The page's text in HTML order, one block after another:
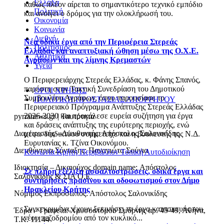
καθώς πλέον αίρεται το σημαντικότερο τεχνικό εμπόδιο
και ανοίγει ο δρόμος για την ολοκλήρωσή του.
Νέα οδικά έργα από την Περιφέρεια Στερεάς
Ελλάδας και αναπτυξιακή ώθηση μέσω της Ο.Χ.Ε.
Αγράφων και της λίμνης Κρεμαστών
Ο Περιφερειάρχης Στερεάς Ελλάδας, κ. Φάνης Σπανός,
παρέστη στην Τακτική Συνεδρίαση του Δημοτικού
Συμβουλίου Αγράφων, όπου παρουσίασε το
Περιφερειακό Πρόγραμμα Ανάπτυξης Στερεάς Ελλάδας
2026-2030 και προκάλεσε ευρεία συζήτηση για έργα
και δράσεις ανάπτυξης της ευρύτερης περιοχής, ενώ
μέσω διαδικτύου συμμετείχε και η βουλευτής της Ν.Δ.
Ευρυτανίας κ. Τζίνα Οικονόμου.
ΚοινωνίαΚρήτηΠεριβάλλονΤοπική Αυτοδιοίκηση
Σε πλήρη εξέλιξη ασφαλτοστρώσεις, οδικά έργα και
συντηρήσεις πρασίνου και οδοφωτισμού στον Δήμο
Ηρακλείου Κρήτης
Συγκεκριμένα, έχουν ξεκινήσει τα έργα κατασκευής του
νέου πεζοδρομίου από τον κυκλικό...
Ελλάδα
Πολιτική
Οικονομία
Κοινωνία
Διεθνή
Πολιτισμός
Αθλητικά
Υγεία
ΟΡΟΙ ΧΡΗΣΗΣ
ΠΟΛΙΤΙΚΗ ΠΡΟΣΤΑΣΙΑΣ ΑΠΟΡΡΗΤΟΥ
pyrranews.gr | Ταυτότητα
Διαχειριστής – Διευθυντής: Απόστολος Σαλονικίδης
Διευθύντρια Σύνταξης: Παναγιώτα Σούγια
Ιδιοκτησία – Δικαιούχος domain name: Απόστολος
Σαλονικίδης & ΣΙΑ Ο.Ε.
Νόμιμος Εκπρόσωπος: Απόστολος Σαλονικίδης
Έδρα – Γραφεία: Χρυσοστόμου Σμύρνης αρ. 45-49, Αθήνα,
Τ.Κ. 11144